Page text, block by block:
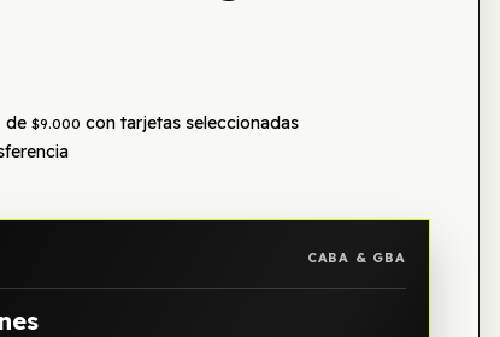
de $9.000 con tarjetas seleccionadas
CABA & GBA